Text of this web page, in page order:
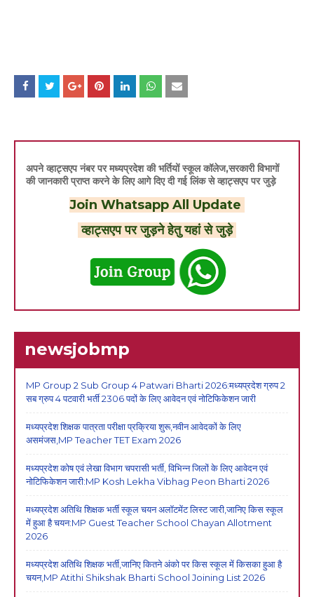
अपने व्हाट्सएप नंबर पर मध्यप्रदेश की भर्तियों स्कूल कॉलेज,सरकारी विभागों
की जानकारी प्राप्त करने के लिए आगे दिए दी गई लिंक से व्हाट्सएप पर जुड़े
Join Whatsapp All Update
व्हाट्सएप पर जुड़ने हेतु यहां से जुड़े
newsjobmp
MP Group 2 Sub Group 4 Patwari Bharti 2026:मध्यप्रदेश ग्रुप 2
सब ग्रुप 4 पटवारी भर्ती 2306 पदों के लिए आवेदन एवं नोटिफिकेशन जारी
मध्यप्रदेश शिक्षक पात्रता परीक्षा प्रक्रिया शुरू,नवीन आवेदकों के लिए
असमंजस,MP Teacher TET Exam 2026
मध्यप्रदेश कोष एवं लेखा विभाग चपरासी भर्ती, विभिन्न जिलों के लिए आवेदन एवं
नोटिफिकेशन जारी:MP Kosh Lekha Vibhag Peon Bharti 2026
मध्यप्रदेश अतिथि शिक्षक भर्ती स्कूल चयन अलॉटमेंट लिस्ट जारी,जानिए किस स्कूल
में हुआ है चयन:MP Guest Teacher School Chayan Allotment
2026
मध्यप्रदेश अतिथि शिक्षक भर्ती,जानिए कितने अंको पर किस स्कूल में किसका हुआ है
चयन,MP Atithi Shikshak Bharti School Joining List 2026